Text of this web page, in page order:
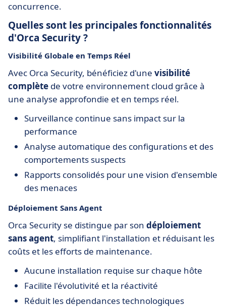
concurrence.
Quelles sont les principales fonctionnalités
d'Orca Security ?
Visibilité Globale en Temps Réel
Avec Orca Security, bénéficiez d'une visibilité
complète de votre environnement cloud grâce à
une analyse approfondie et en temps réel.
Surveillance continue sans impact sur la
performance
Analyse automatique des configurations et des
comportements suspects
Rapports consolidés pour une vision d'ensemble
des menaces
Déploiement Sans Agent
Orca Security se distingue par son déploiement
sans agent, simplifiant l'installation et réduisant les
coûts et les efforts de maintenance.
Aucune installation requise sur chaque hôte
Facilite l'évolutivité et la réactivité
Réduit les dépendances technologiques